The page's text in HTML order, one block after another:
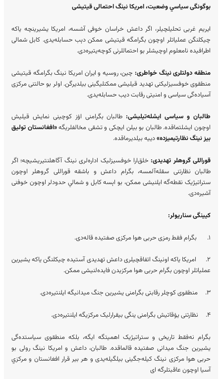
بوگونگی سیاسي وضعیت، امریکا نینگ احتمالی قیتیشی
ایریم غربی تحلیلچیلر، اگر داعش خراسان خوفی آشسه، امریکا یشیرینچه یاکه
چیکلنگن عملیاتلر اوچون بگرامگه قیتیشی ممکن دېب حسابله‌یدی. کابل شمالی
اطرافیده نامعلوم اوچیشلر بو احتماللرنی کوچه‌یتیره‌دی.
منطقه‌ دولتلری نینگ خواطری: چین، روسیه و ایران امریکا نینگ بگرامگه قیتیشی
منطقوی خوفسیزلیکنی تهدید قیلیشی ممکنلیگینی بیلدیرگن. اولر بو حالتنی مرکزی
آسیاده‌گی سیاسی و امنیتی رقابت دیب حسابله‌یدی.
طالبان و سیاسی ایشله‌تیلیشی: طالبان بگرامنی اۉز کوچینی نمایش قیلیش
اوچون ایشلتماقده. طالبان بو بیلن ایچکی و تشقی مخالفلریگه«افغانستان تولیق
بیز نینگ نظارتیمیزده»دییه بیلدیرماقده.
قوراللی گروهلر تهدیدی: خلق‌ارا خوفسیزلیک اداره‌لری نینگ آگاهلنتیریشیچه؛ اگر
طالبان نظارتنی سقله‌آلمسه، بگرام داعش و باشقه‌ قوراللی گروهلر اوچون
ستراتیژیک نقطه‌گه ایلنیشی ممکن، بو اېسه کابل و شمالي حدودلر اوچون خوفنی
آشیره‌دی.
کیینگی سناریولر:
۱. بگرام فقط رمزی حربی هوا مرکزی صفتیده قاله‌دی.
۲. امریکا یاکه اونینگ اتفاقچیلری داعش تهدیدی آستیده چیکلنگن یاکه یشیرین
عملیاتلر اوچون بگرام حربی هوا مرکزیدن فایده‌لنیشی ممکن.
۳. منطقوی کوچلر رقابتی بگرامنی یشیرین جنگ میدانیگه ایلنتیره‌دی.
۴. نظارتنی یۉقاتیش بگرامنی ینگی بیقرارلیک مرکزیگه ایلنتیره‌دی.
بگرام نه‌فقط تاریخی و ستراتیژیک اهمیتگه ایگه‌، بلکه‌ منطقوی سیاستده‌گی
یشیرین جنگ میدانی صفتیده قالماقده. طالبان، داعش و امریکا نینگ رولی بو
حربی هوا مرکزی نینگ کیله‌جگینی بیلگیله‌یدی و هر بیر قرار افغانستان و مرکزي
آسیا اوچون عاقبتلرگه ای